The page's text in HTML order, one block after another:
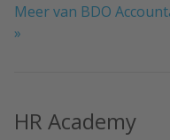
Meer van BDO
»
HR Academy